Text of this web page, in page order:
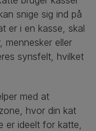
snige sig ind på
er i en kasse, skal
eller
synsfelt, hvilket
med at
hvor din kat
er ideelt for katte,